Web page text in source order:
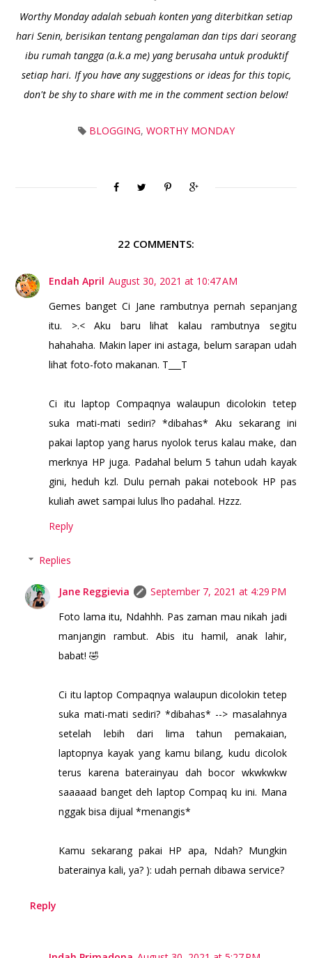
Worthy Monday adalah sebuah konten yang diterbitkan setiap
hari Senin, berisikan tentang pengalaman dan tips dari seorang
ibu rumah tangga (a.k.a me) yang berusaha untuk produktif
setiap hari. If you have any suggestions or ideas for this topic,
don't be shy to share with me in the comment section below!
BLOGGING, WORTHY MONDAY
22 COMMENTS:
Endah April August 30, 2021 at 10:47 AM
Gemes banget Ci Jane rambutnya pernah sepanjang
itu. >.< Aku baru lihat kalau rambutnya segitu
hahahaha. Makin laper ini astaga, belum sarapan udah
lihat foto-foto makanan. T___T
Ci itu laptop Compaqnya walaupun dicolokin tetep
suka mati-mati sediri? *dibahas* Aku sekarang ini
pakai laptop yang harus nyolok terus kalau make, dan
merknya HP juga. Padahal belum 5 tahun udah kayak
gini, heduh kzl. Dulu pernah pakai notebook HP pas
kuliah awet sampai lulus lho padahal. Hzzz.
Reply
Replies
Jane Reggievia
September 7, 2021 at 4:29 PM
Foto lama itu, Ndahhh. Pas zaman mau nikah jadi
manjangin rambut. Abis itu hamil, anak lahir,
babat! 🤣
Ci itu laptop Compaqnya walaupun dicolokin tetep
suka mati-mati sediri? *dibahas* --> masalahnya
setelah lebih dari lima tahun pemakaian,
laptopnya kayak yang kamu bilang, kudu dicolok
terus karena baterainyau dah bocor wkwkwkw
saaaaad banget deh laptop Compaq ku ini. Mana
nggak bisa dijual *menangis*
Kamu sekarang pakai HP apa, Ndah? Mungkin
baterainya kali, ya? ): udah pernah dibawa service?
Reply